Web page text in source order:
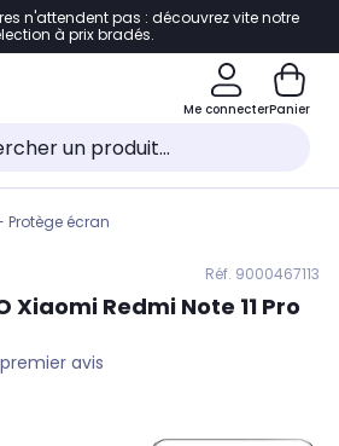
à la navigation
au pied de page
au chatbot
n'attendent pas : découvrez vite notre
à prix bradés.
Me connecterPanier
Protège écran
Réf. 9000467113
Xiaomi Redmi Note 11 Pro
avis